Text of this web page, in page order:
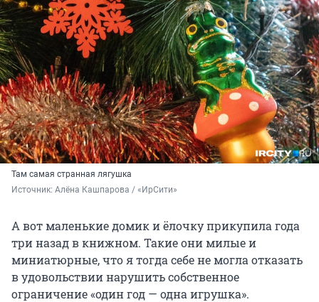
Там самая странная лягушка
Источник: Алёна Кашпарова / «ИрСити»
А вот маленькие домик и ёлочку прикупила года
три назад в книжном. Такие они милые и
миниатюрные, что я тогда себе не могла отказать
в удовольствии нарушить собственное
ограничение «один год — одна игрушка».